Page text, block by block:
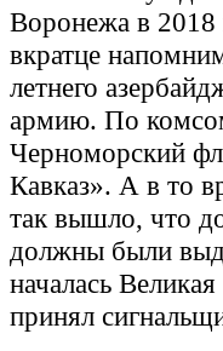
Воронежа в
вкратце
летнего
армию. По
Черноморский
Кавказ». А в то
так вышло, что
должны были
началась
принял